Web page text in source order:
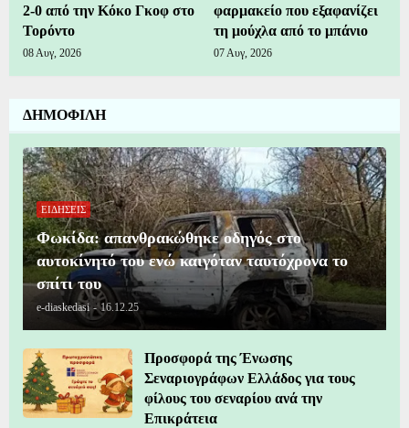
2-0 από την Κόκο Γκοφ στο
Τορόντο
08 Αυγ, 2026
φαρμακείο που εξαφανίζει
τη μούχλα από το μπάνιο
07 Αυγ, 2026
ΔΗΜΟΦΙΛΗ
ΕΙΔΗΣΕΙΣ
Φωκίδα: απανθρακώθηκε οδηγός στο
αυτοκίνητό του ενώ καιγόταν ταυτόχρονα το
σπίτι του
e-diaskedasi - 16.12.25
Προσφορά της Ένωσης
Σεναριογράφων Ελλάδος για τους
φίλους του σεναρίου ανά την
Επικράτεια